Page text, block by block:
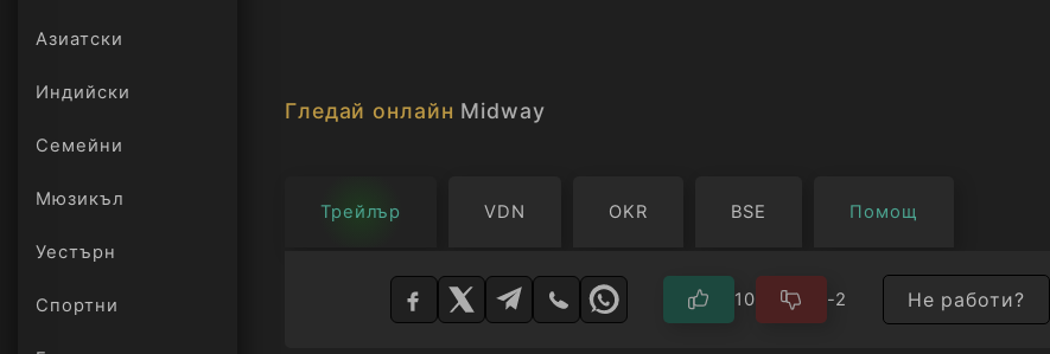
Азиатски
Индийски
Семейни
Мюзикъл
Уестърн
Спортни
Гледай онлайн Midway
Трейлър VDN OKR BSE Помощ
10 -2 Не работи?